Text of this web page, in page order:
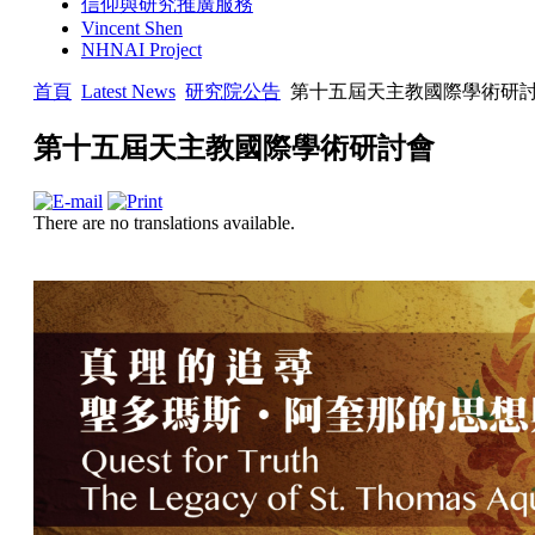
Vincent Shen
NHNAI Project
首頁 Latest News 研究院公告 第十五屆天主教國際學術研
第十五屆天主教國際學術研討會
There are no translations available.